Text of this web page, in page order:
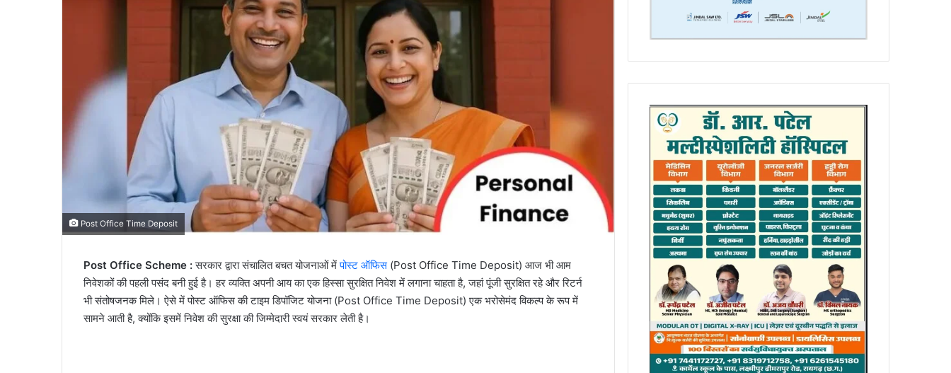
Post Office Time Deposit
Post Office Scheme :सरकार द्वारा संचालित बचत योजनाओं मेंपोस्ट ऑफिस(Post Office Time Deposit) आज भी आम
निवेशकों की पहली पसंद बनी हुई है। हर व्यक्ति अपनी आय का एक हिस्सा सुरक्षित निवेश में लगाना चाहता है, जहां पूंजी सुरक्षित रहे और रिटर्न
भी संतोषजनक मिले। ऐसे में पोस्ट ऑफिस की टाइम डिपॉजिट योजना (Post Office Time Deposit) एक भरोसेमंद विकल्प के रूप में
सामने आती है, क्योंकि इसमें निवेश की सुरक्षा की जिम्मेदारी स्वयं सरकार लेती है।